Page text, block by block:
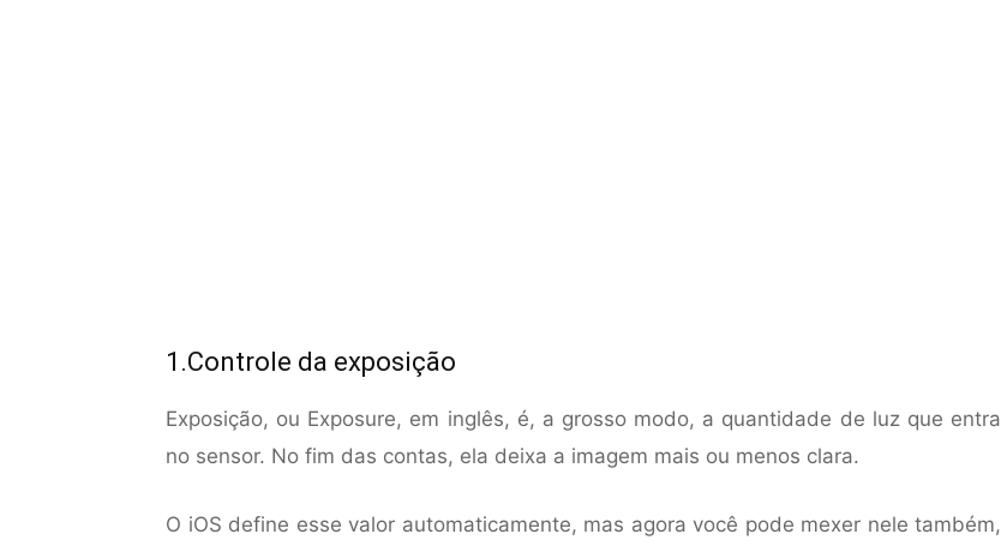
1.Controle da exposição
Exposição, ou Exposure, em inglês, é, a grosso modo, a quantidade de luz que entra
no sensor. No fim das contas, ela deixa a imagem mais ou menos clara.
O iOS define esse valor automaticamente, mas agora você pode mexer nele também,